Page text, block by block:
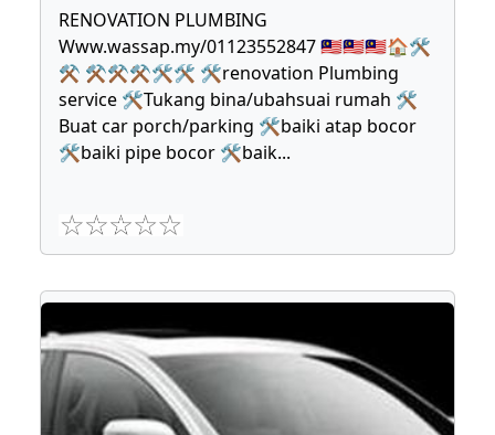
RENOVATION PLUMBING
Www.wassap.my/01123552847 🇲🇾🇲🇾🇲🇾🏠🛠
⚒ ⚒⚒⚒🛠🛠 🛠renovation Plumbing
service 🛠Tukang bina/ubahsuai rumah 🛠
Buat car porch/parking 🛠baiki atap bocor
🛠baiki pipe bocor 🛠baik...